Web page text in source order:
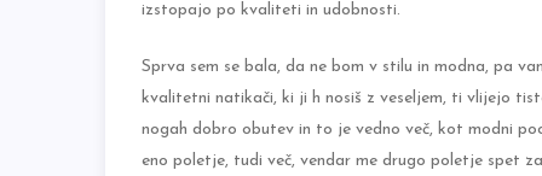
izstopajo po kvaliteti in udobnosti.
Sprva sem se bala, da ne bom v stilu in modna, pa
kvalitetni natikači, ki ji h nosiš z veseljem, ti vlijejo
nogah dobro obutev in to je vedno več, kot modni
eno poletje, tudi več, vendar me drugo poletje spet